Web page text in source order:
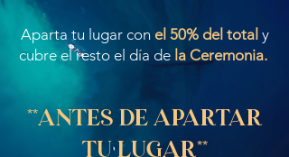
Aparta tu lugar con el 50% del total y
cubre el resto el día de la Ceremonia.
**ANTES DE APARTAR
TU LUGAR**